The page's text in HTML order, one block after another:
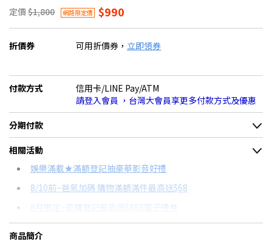
定價 $1,800 網路限定價 $990
折價券 可用折價券， 立即領券
付款方式
信用卡/LINE Pay/ATM
請登入會員 ，台灣大會員享更多付款方式及優惠
分期付款
＊實際可分期數、適用利率，請以購物車顯示為主
信用卡分期
分期數 每期金額 配合銀行/業者
相關活動
娛樂滿載★滿額登記抽豪華影音好禮
8/10前~爸氣加碼 購物滿額滿件最高送$68
8月限定~首購登記最高領$888電子禮券
台灣大哥大Open Possible聯名卡滿額最高回饋25%
商品簡介